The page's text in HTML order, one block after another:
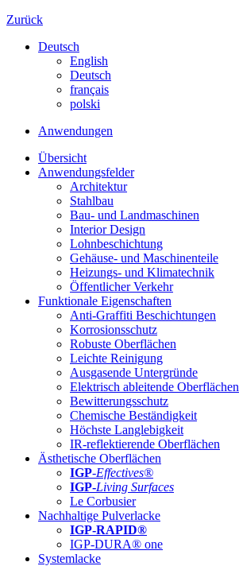
Zurück
Deutsch
English
Deutsch
français
polski
Anwendungen
Übersicht
Anwendungsfelder
Architektur
Stahlbau
Bau- und Landmaschinen
Interior Design
Lohnbeschichtung
Gehäuse- und Maschinenteile
Heizungs- und Klimatechnik
Öffentlicher Verkehr
Funktionale Eigenschaften
Anti-Graffiti Beschichtungen
Korrosionsschutz
Robuste Oberflächen
Leichte Reinigung
Ausgasende Untergründe
Elektrisch ableitende Oberflächen
Bewitterungsschutz
Chemische Beständigkeit
Höchste Langlebigkeit
IR-reflektierende Oberflächen
Ästhetische Oberflächen
IGP-Effectives®
IGP-Living Surfaces
Le Corbusier
Nachhaltige Pulverlacke
IGP-RAPID®
IGP-DURA® one
Systemlacke